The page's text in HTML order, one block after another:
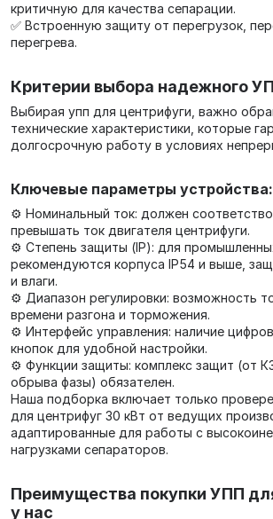
критичную для качества сепарации.
✅ Встроенную защиту от перегрузок,
перегрева.
Критерии выбора надежного
Выбирая упп для центрифуги, важно
технические характеристики, которые
долгосрочную работу в условиях
Ключевые параметры устройства:
⚙️ Номинальный ток: должен
превышать ток двигателя центрифуги.
⚙️ Степень защиты (IP): для
рекомендуются корпуса IP54 и выше,
и влаги.
⚙️ Диапазон регулировки: возможность
времени разгона и торможения.
⚙️ Интерфейс управления: наличие
кнопок для удобной настройки.
⚙️ Функции защиты: комплекс защит (от
обрыва фазы) обязателен.
Наша подборка включает только
для центрифуг 30 кВт от ведущих
адаптированные для работы с
нагрузками сепараторов.
Преимущества покупки УПП
у нас